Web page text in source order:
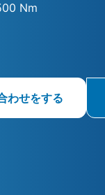
Nm
わせをする